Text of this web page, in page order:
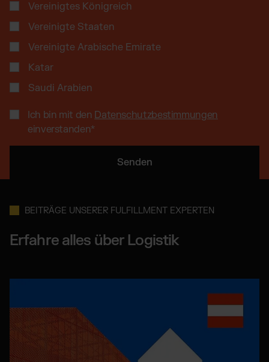
Vereinigtes Königreich
Vereinigte Staaten
Vereinigte Arabische Emirate
Katar
Saudi Arabien
Ich bin mit den Datenschutzbestimmungen
einverstanden*
BEITRÄGE UNSERER FULFILLMENT EXPERTEN
Erfahre alles über Logistik